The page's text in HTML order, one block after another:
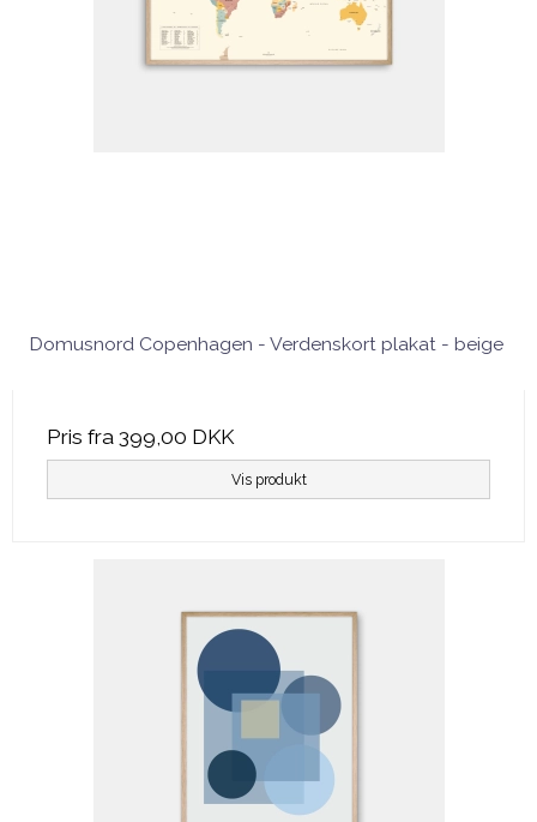
Domusnord Copenhagen - Verdenskort plakat - beige
Pris fra 399,00 DKK
Vis produkt